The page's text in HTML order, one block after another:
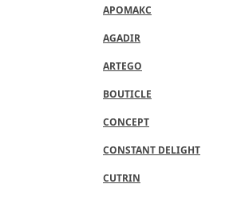
АРОМАКС
AGADIR
ARTEGO
BOUTICLE
CONCEPT
CONSTANT DELIGHT
CUTRIN